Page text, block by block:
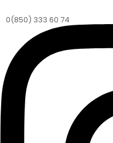
0(850) 333 60 74